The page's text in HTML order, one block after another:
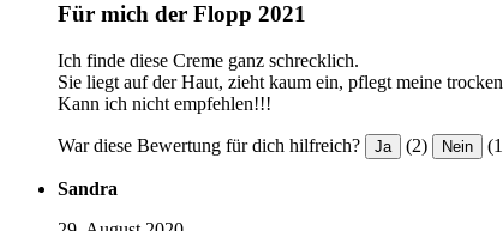
Für mich der Flopp 2021
Ich finde diese Creme ganz schrecklich.
Sie liegt auf der Haut, zieht kaum ein, pflegt meine
Kann ich nicht empfehlen!!!
War diese Bewertung für dich hilfreich? Ja (2) Nein
Sandra